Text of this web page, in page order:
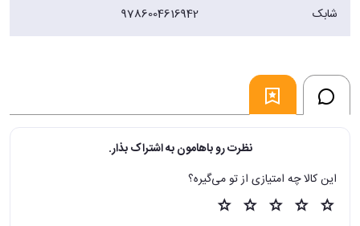
شابک 9786004616942
نظرت رو باهامون به اشتراک بذار.
این کالا چه امتیازی از تو می‌گیره؟